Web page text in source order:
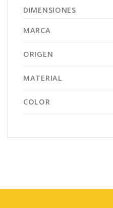
DIMENSIONES
MARCA
ORIGEN
MATERIAL
COLOR